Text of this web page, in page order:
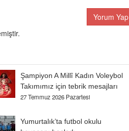
Yorum Yap
Şampiyon A Millî Kadın Voleybol
Takımımız için tebrik mesajları
27 Temmuz 2026 Pazartesi
Yumurtalık’ta futbol okulu